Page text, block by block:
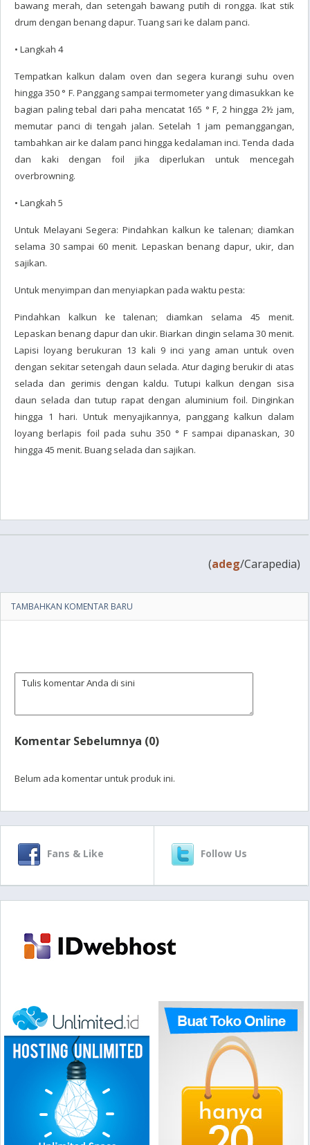
bawang merah, dan setengah bawang putih di rongga. Ikat stik
drum dengan benang dapur. Tuang sari ke dalam panci.
• Langkah 4
Tempatkan kalkun dalam oven dan segera kurangi suhu oven
hingga 350 ° F. Panggang sampai termometer yang dimasukkan ke
bagian paling tebal dari paha mencatat 165 ° F, 2 hingga 2½ jam,
memutar panci di tengah jalan. Setelah 1 jam pemanggangan,
tambahkan air ke dalam panci hingga kedalaman inci. Tenda dada
dan kaki dengan foil jika diperlukan untuk mencegah
overbrowning.
• Langkah 5
Untuk Melayani Segera: Pindahkan kalkun ke talenan; diamkan
selama 30 sampai 60 menit. Lepaskan benang dapur, ukir, dan
sajikan.
Untuk menyimpan dan menyiapkan pada waktu pesta:
Pindahkan kalkun ke talenan; diamkan selama 45 menit.
Lepaskan benang dapur dan ukir. Biarkan dingin selama 30 menit.
Lapisi loyang berukuran 13 kali 9 inci yang aman untuk oven
dengan sekitar setengah daun selada. Atur daging berukir di atas
selada dan gerimis dengan kaldu. Tutupi kalkun dengan sisa
daun selada dan tutup rapat dengan aluminium foil. Dinginkan
hingga 1 hari. Untuk menyajikannya, panggang kalkun dalam
loyang berlapis foil pada suhu 350 ° F sampai dipanaskan, 30
hingga 45 menit. Buang selada dan sajikan.
(adeg/Carapedia)
TAMBAHKAN KOMENTAR BARU
Komentar Sebelumnya (0)
Belum ada komentar untuk produk ini.
Fans & Like Follow Us